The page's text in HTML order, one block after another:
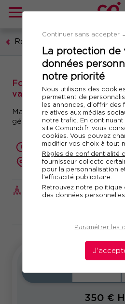
Continuer sans accepter
La protection de
données
notre priorité
Nous utilisons des
permettent de
les annonces, d'offrir des
relatives aux médias
notre trafic. En
site Comundi.fr, vous
cookies. Vous pouvez
modifier vos choix à tout
Règles de confidentialité
fournisseur collecte
pour la personnalisation
l'efficacité publicitaire.
Retrouvez notre
des données
Paramétrer les
Ressources humaines,
JOURNÉE ACTUALITÉ
Formation : Actualité du
validation des acquis de
Matinale d’actualité sur la
génération »
3.5 heures
à distance
Inter Intra
350 €